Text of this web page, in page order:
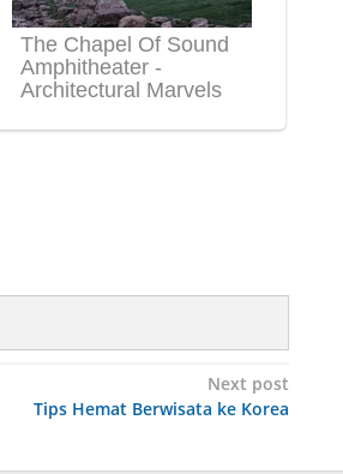
Next post
Tips Hemat Berwisata ke Korea